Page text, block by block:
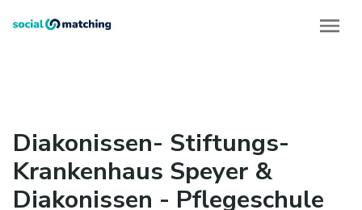
Diakonissen- Stiftungs-
Krankenhaus Speyer &
Diakonissen - Pflegeschule